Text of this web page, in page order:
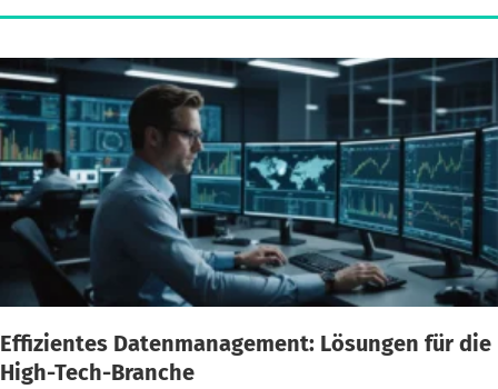
Effizientes Datenmanagement: Lösungen für die
High-Tech-Branche